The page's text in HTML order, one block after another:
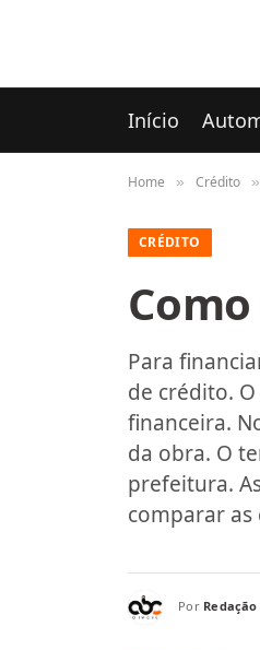
Início
Home » Crédito »
CRÉDITO
Para
de crédito.
financeira.
da obra. O
prefeitura.
comparar
Por